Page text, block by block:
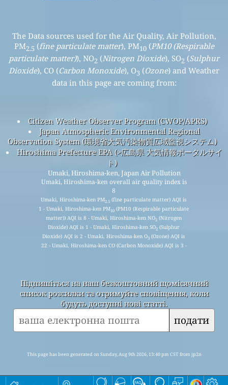
The Data sources used for the Air Quality, Air Pollution,
PM2.5 (fine particulate matter), PM10(PM10 (Respirable
particulate matter)), NO2 (Nitrogen Dioxide), SO2 (Sulphur
Dioxide), CO (Carbon Monoxide), O3 (Ozone) and Weather
data in this page are coming from:
Citizen Weather Observer Program (CWOP/APRS)
Japan Atmospheric Environmental Regional
Observation System (環境省大気汚染物質広域監視システム)
Hiroshima Prefecture EPA (>広島県 大気情報ポータルサイ
ト)
Umaki, Hiroshima-ken, Japan Air Pollution
Umaki, Hiroshima-ken overall air quality index is
8
Umaki, Hiroshima-ken PM2.5 (fine particulate matter) AQI is
1 - Umaki, Hiroshima-ken PM10 (PM10 (Respirable particulate
matter)) AQI is 8 - Umaki, Hiroshima-ken NO2 (Nitrogen
Dioxide) AQI is 1 - Umaki, Hiroshima-ken SO2 (Sulphur
Dioxide) AQI is 2 - Umaki, Hiroshima-ken O3 (Ozone) AQI is
22 - Umaki, Hiroshima-ken CO (Carbon Monoxide) AQI is 3 -
Підпишіться на наш безкоштовний щомісячний
список розсилки та отримуйте сповіщення, коли
будуть доступні нові статті.
подати
This page has been generated on Sunday, Aug 9th 2026, 13:40 pm CST from jp2n